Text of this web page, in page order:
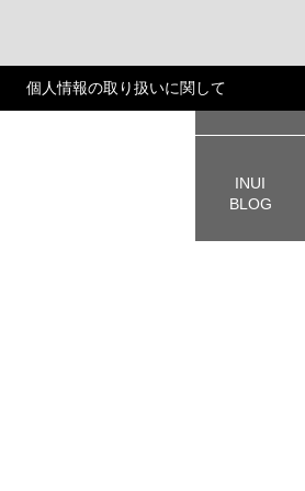
INUI
BLOG
個人情報の取り扱いに関して